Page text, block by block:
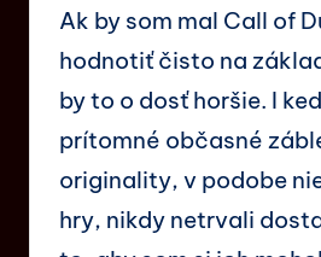
Ak by som mal Call of
hodnotiť čisto na
by to o dosť horšie. I
prítomné občasné
originality, v podobe
hry, nikdy netrvali